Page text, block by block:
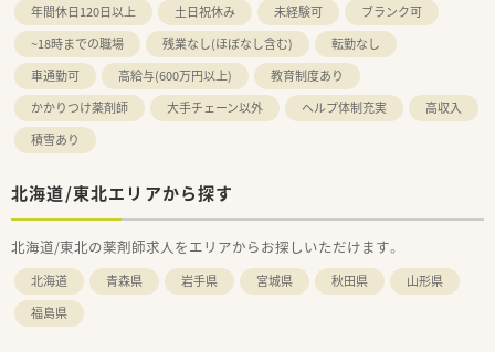
年間休日120日以上 土日祝休み 未経験可
ブランク可
~18時までの職場
残業なし(ほぼなし含む)
転勤なし
車通勤可
高給与(600万円以上)
教育制度あり
かかりつけ薬剤師
大手チェーン以外 ヘルプ体制充実
高収入
積雪あり
北海道/東北エリアから探す
北海道/東北の薬剤師求人をエリアからお探しいただけます。
北海道 青森県 岩手県 宮城県 秋田県
山形県
福島県